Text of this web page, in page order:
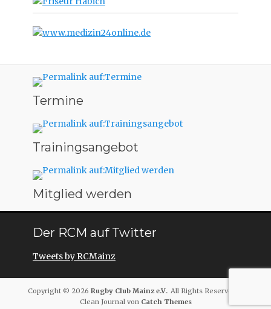
Termine
Trainingsangebot
Mitglied werden
Der RCM auf Twitter
Tweets by RCMainz
Copyright © 2026 Rugby Club Mainz e.V.. All Rights Reserved. |
Clean Journal von Catch Themes